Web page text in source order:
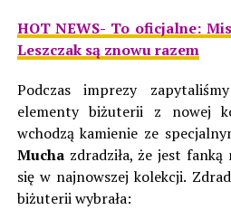
HOT NEWS- To oficjalne:
Leszczak są znowu razem
Podczas imprezy
elementy biżuterii z nowej
wchodzą kamienie ze
Muchazdradziła, że jest fanką
się w najnowszej kolekcji.
biżuterii wybrała: